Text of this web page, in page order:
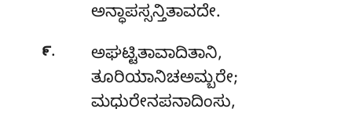
ಅನ್ಧಾಪಸ್ಸನ್ತಿತಾವದೇ.
೯. ಅಘಟ್ಟಿತಾವಾದಿತಾನಿ,
ತೂರಿಯಾನಿಚಅಮ್ಬರೇ;
ಮಧುರೇನಪನಾದಿಂಸು,